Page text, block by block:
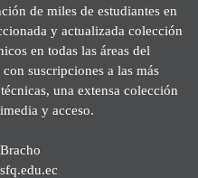
de miles de estudiantes en
y actualizada colección
en todas las áreas del
suscripciones a las más
una extensa colección
y acceso.